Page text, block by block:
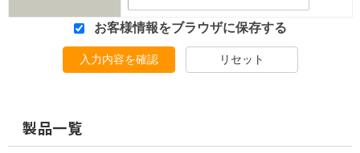
お客様情報をブラウザに保存する
入力内容を確認 リセット
製品一覧